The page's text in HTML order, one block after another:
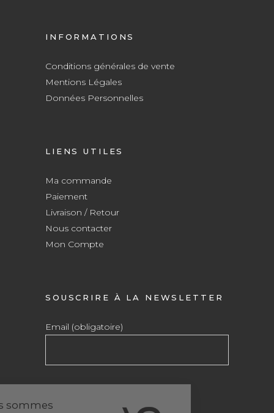
INFORMATIONS
Conditions générales de vente
Mentions Légales
Données Personnelles
LIENS UTILES
Ma commande
Paiement
Livraison / Retour
Nous contacter
Mon Compte
SOUSCRIRE À LA NEWSLETTER
Email (obligatoire)